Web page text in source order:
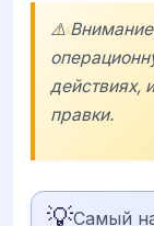
⚠️
действиях,
правки.
💡Самый